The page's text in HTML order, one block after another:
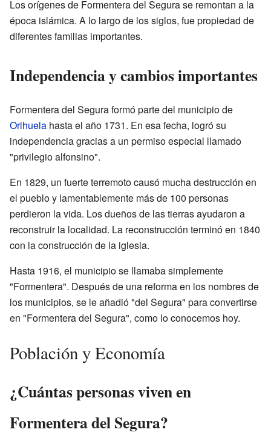
Los orígenes de Formentera del Segura se remontan a la
época islámica. A lo largo de los siglos, fue propiedad de
diferentes familias importantes.
Independencia y cambios importantes
Formentera del Segura formó parte del municipio de
Orihuela hasta el año 1731. En esa fecha, logró su
independencia gracias a un permiso especial llamado
"privilegio alfonsino".
En 1829, un fuerte terremoto causó mucha destrucción en
el pueblo y lamentablemente más de 100 personas
perdieron la vida. Los dueños de las tierras ayudaron a
reconstruir la localidad. La reconstrucción terminó en 1840
con la construcción de la iglesia.
Hasta 1916, el municipio se llamaba simplemente
"Formentera". Después de una reforma en los nombres de
los municipios, se le añadió "del Segura" para convertirse
en "Formentera del Segura", como lo conocemos hoy.
Población y Economía
¿Cuántas personas viven en
Formentera del Segura?